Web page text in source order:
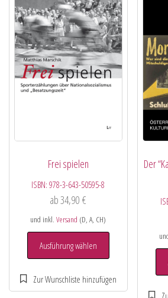
Frei spielen
ISBN:978-3-643-50595-8
ab34,90€
und inkl.Versand (D, A, CH)
Ausführung wählen
Der